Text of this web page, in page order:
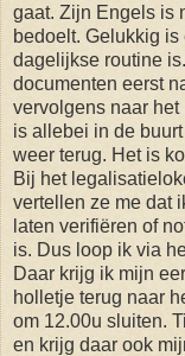
gaat. Zijn Engels is
bedoelt. Gelukkig
dagelijkse routine
documenten eerst
vervolgens naar
is allebei in de
weer terug. Het is
Bij het
vertellen ze me dat
laten verifiëren of
is. Dus loop ik via
Daar krijg ik mijn
holletje terug naar
om 12.00u sluiten.
en krijg daar ook